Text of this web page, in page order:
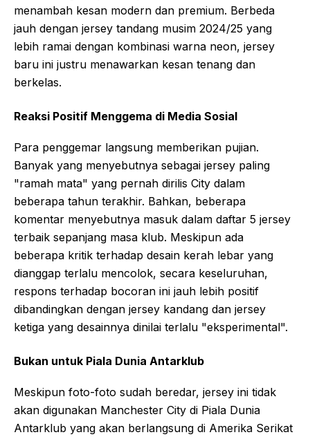
menambah kesan modern dan premium. Berbeda
jauh dengan jersey tandang musim 2024/25 yang
lebih ramai dengan kombinasi warna neon, jersey
baru ini justru menawarkan kesan tenang dan
berkelas.
Reaksi Positif Menggema di Media Sosial
Para penggemar langsung memberikan pujian.
Banyak yang menyebutnya sebagai jersey paling
"ramah mata" yang pernah dirilis City dalam
beberapa tahun terakhir. Bahkan, beberapa
komentar menyebutnya masuk dalam daftar 5 jersey
terbaik sepanjang masa klub. Meskipun ada
beberapa kritik terhadap desain kerah lebar yang
dianggap terlalu mencolok, secara keseluruhan,
respons terhadap bocoran ini jauh lebih positif
dibandingkan dengan jersey kandang dan jersey
ketiga yang desainnya dinilai terlalu "eksperimental".
Bukan untuk Piala Dunia Antarklub
Meskipun foto-foto sudah beredar, jersey ini tidak
akan digunakan Manchester City di Piala Dunia
Antarklub yang akan berlangsung di Amerika Serikat